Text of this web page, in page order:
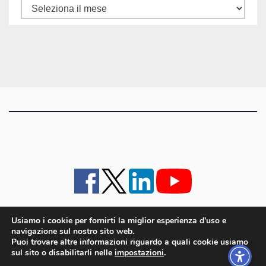
Tutti
iMagazine · contatti e staff · lavora con noi
Cookie policy UE
iMagazine è un marchio di proprietà di Goliardica Editrice redazione in via Aquileia 64a,
Usiamo i cookie per fornirti la miglior esperienza d'uso e
navigazione sul nostro sito web.
Puoi trovare altre informazioni riguardo a quali cookie usiamo
sul sito o disabilitarli nelle impostazioni.